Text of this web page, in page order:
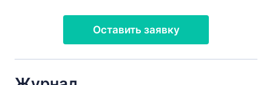
Оставить заявку